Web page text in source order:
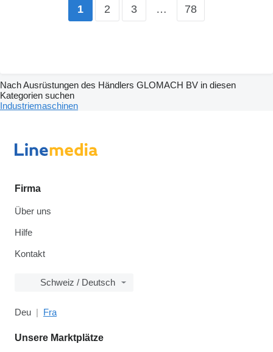
1 2 3 … 78
Nach Ausrüstungen des Händlers GLOMACH BV in diesen
Kategorien suchen
Industriemaschinen
Firma
Über uns
Hilfe
Kontakt
Schweiz / Deutsch
Deu Fra
Unsere Marktplätze